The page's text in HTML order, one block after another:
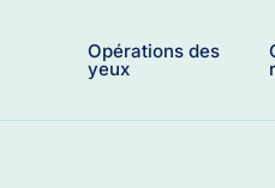
Opérations des
yeux